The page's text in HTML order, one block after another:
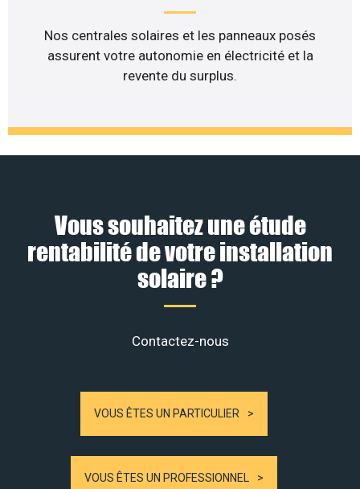
Nos centrales solaires et les panneaux posés
assurent votre autonomie en électricité et la
revente du surplus.
Vous souhaitez une étude
rentabilité de votre installation
solaire ?
Contactez-nous
VOUS ÊTES UN PARTICULIER
VOUS ÊTES UN PROFESSIONNEL